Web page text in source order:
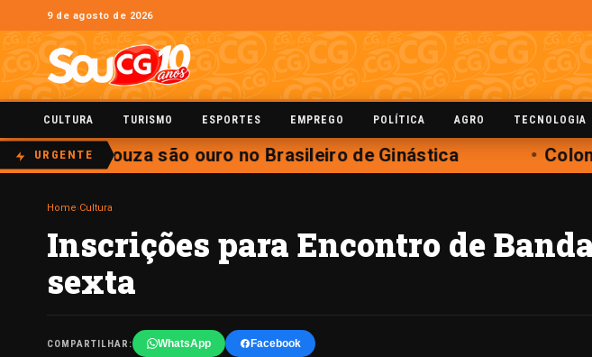
9 de agosto de 2026
CULTURA TURISMO ESPORTES EMPREGO POLÍTICA AGRO TECNOLOGIA
URGENTE
e Caio Souza são ouro no Brasileiro de Ginástica
Home Cultura
Inscrições para Encontro de
sexta
COMPARTILHAR: WhatsApp Facebook